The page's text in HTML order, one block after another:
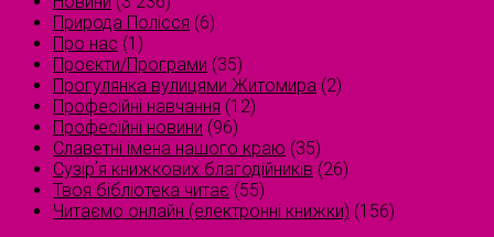
Природа Полісся (6)
Про нас (1)
Проєкти/Програми (35)
Прогулянка вулицями Житомира (2)
Професійні навчання (12)
Професійні новини (96)
Славетні імена нашого краю (35)
Сузірʼя книжкових благодійників (26)
Твоя бібліотека читає (55)
Читаємо онлайн (електронні книжки) (156)